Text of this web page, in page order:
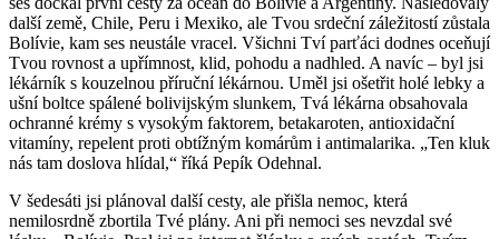
další země, Chile, Peru i Mexiko, ale Tvou srdeční záležitostí zůstala
Bolívie, kam ses neustále vracel. Všichni Tví parťáci dodnes oceňují
Tvou rovnost a upřímnost, klid, pohodu a nadhled. A navíc – byl jsi
lékárník s kouzelnou příruční lékárnou. Uměl jsi ošetřit holé lebky a
ušní boltce spálené bolivijským slunkem, Tvá lékárna obsahovala
ochranné krémy s vysokým faktorem, betakaroten, antioxidační
vitamíny, repelent proti obtížným komárům i antimalarika. „Ten kluk
nás tam doslova hlídal,“ říká Pepík Odehnal.
V šedesáti jsi plánoval další cesty, ale přišla nemoc, která
nemilosrdně zbortila Tvé plány. Ani při nemoci ses nevzdal své